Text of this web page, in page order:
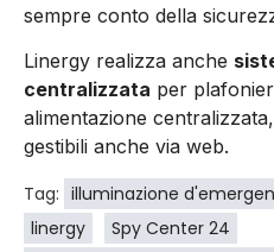
sempre conto della
Linergy realizza anche
centralizzata per
alimentazione
gestibili anche via web.
Tag: illuminazione
linergy
Spy Center 24